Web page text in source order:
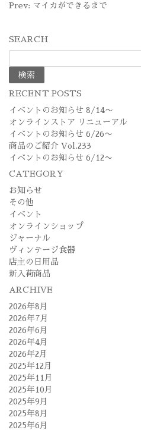
ナ
ビ
ゲ
ー
シ
ョ
ン
Prev: マイカができるまで
SEARCH
索:
RECENT POSTS
イベントのお知らせ 8/14〜
オンラインストア リニューアル
イベントのお知らせ 6/26〜
商品のご紹介 Vol.233
イベントのお知らせ 6/12〜
CATEGORY
お知らせ
その他
イベント
オンラインショップ
ジャーナル
ヴィンテージ食器
店主の日用品
新入荷商品
ARCHIVE
2026年8月
2026年7月
2026年6月
2026年4月
2026年2月
2025年12月
2025年11月
2025年10月
2025年9月
2025年8月
2025年6月